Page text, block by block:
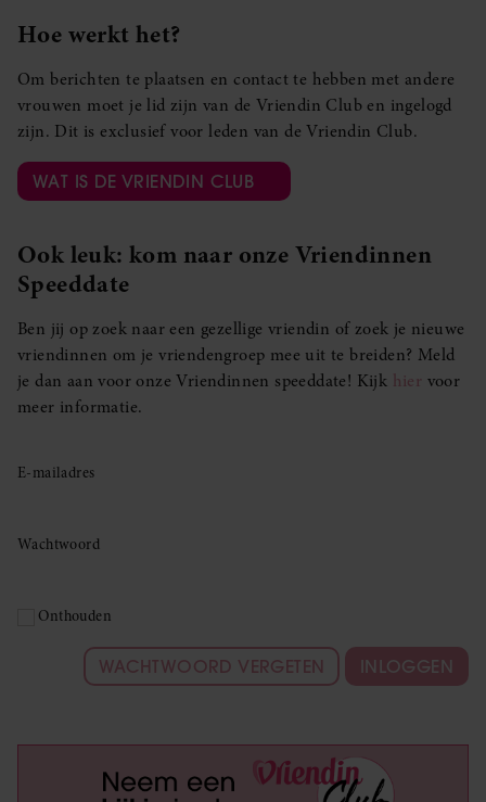
Hoe werkt het?
Om berichten te plaatsen en contact te hebben met andere
vrouwen moet je lid zijn van de Vriendin Club en ingelogd
zijn. Dit is exclusief voor leden van de Vriendin Club.
WAT IS DE VRIENDIN CLUB
Ook leuk: kom naar onze Vriendinnen
Speeddate
Ben jij op zoek naar een gezellige vriendin of zoek je nieuwe
vriendinnen om je vriendengroep mee uit te breiden? Meld
je dan aan voor onze Vriendinnen speeddate! Kijk hier voor
meer informatie.
E-mailadres
Wachtwoord
Onthouden
WACHTWOORD VERGETEN INLOGGEN